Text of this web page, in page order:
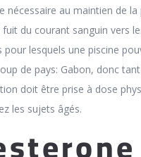
nécessaire au maintien de
fuit du courant sanguin
lesquels une piscine
de pays: Gabon, donc
doit être prise à dose
les sujets âgés.